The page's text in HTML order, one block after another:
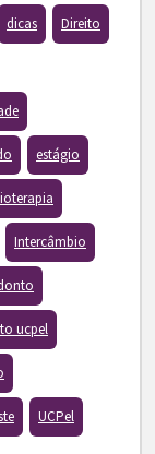
dicas Direito
estágio
Intercâmbio
ucpel
UCPel